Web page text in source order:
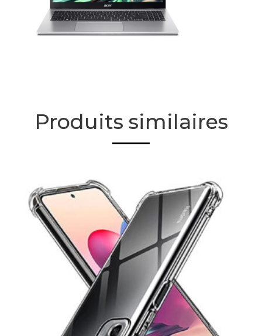
Produits similaires